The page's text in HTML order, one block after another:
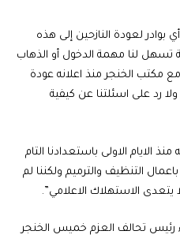
بوادر لعودة النازحين إلى هذه
تسهل لنا مهمة الدخول أو الذهاب
مكتب الخنجر منذ اعلانه عودة
ولا رد على اسئلتنا عن كيفية
الايام الاولى باستعدادنا التام
التنظيف والترميم ولكننا لم
يتعدى الاستهلاك الاعلامي”.
رئيس تحالف العزم خميس الخنجر